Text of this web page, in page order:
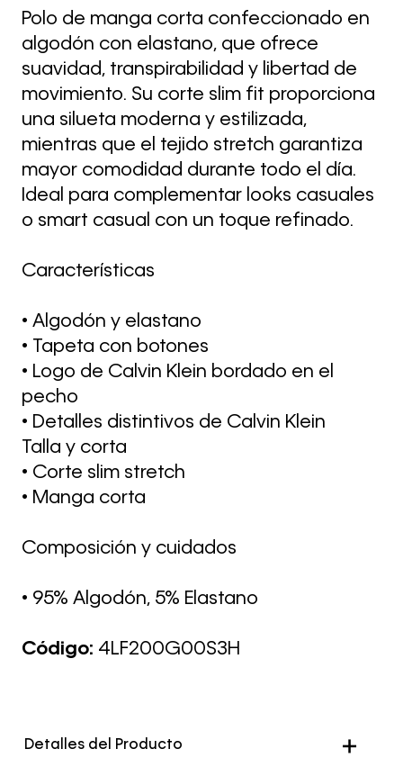
Polo de manga corta confeccionado en
algodón con elastano, que ofrece
suavidad, transpirabilidad y libertad de
movimiento. Su corte slim fit proporciona
una silueta moderna y estilizada,
mientras que el tejido stretch garantiza
mayor comodidad durante todo el día.
Ideal para complementar looks casuales
o smart casual con un toque refinado.
Características
• Algodón y elastano
• Tapeta con botones
• Logo de Calvin Klein bordado en el
pecho
• Detalles distintivos de Calvin Klein
Talla y corta
• Corte slim stretch
• Manga corta
Composición y cuidados
• 95% Algodón, 5% Elastano
Código: 4LF200G00S3H
Detalles del Producto